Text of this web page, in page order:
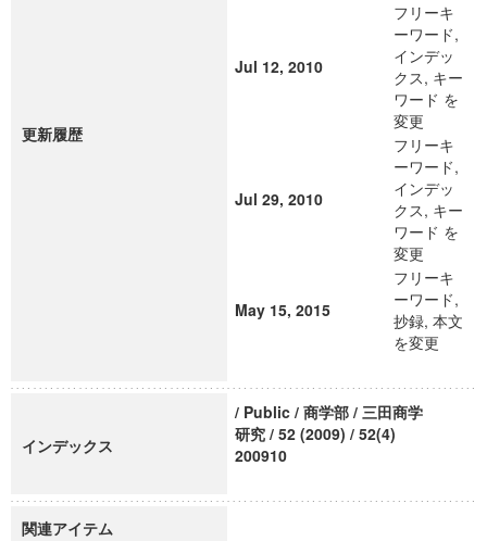
更新履歴
Jul 12, 2010
フリーキ
ーワード,
インデッ
クス, キー
ワード を
変更
Jul 29, 2010
フリーキ
ーワード,
インデッ
クス, キー
ワード を
変更
May 15, 2015
フリーキ
ーワード,
抄録, 本文
を変更
インデックス
/ Public / 商学部 / 三田商学
研究 / 52 (2009) / 52(4)
200910
関連アイテム